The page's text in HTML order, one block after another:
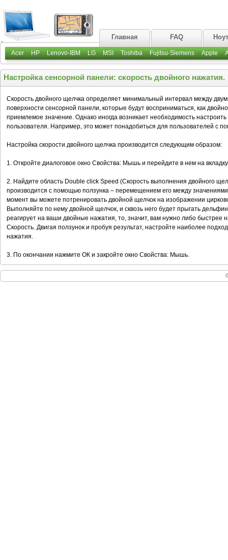
Главная FAQ
Acer HP Lenovo-IBM LG MSI Toshiba Fujitsu-Siemens Apple
Настройка сенсорной панели: скорость двойного нажатия.
Скорость двойного щелчка определяет минимальный интервал между
поверхности сенсорной панели, которые будут восприниматься, как
приемлемое значение. Однако иногда возникает необходимость
пользователя. Например, это может понадобиться для пользователей с
Настройка скорости двойного щелчка производится следующим образом:
1. Откройте диалоговое окно Свойства: Мышь и перейдите в нем на
2. Найдите область Double click Speed (Скорость выполнения двойного
производится с помощью ползунка – перемещением его между
момент вы можете потренировать двойной щелчок на изображении
Выполняйте по нему двойной щелчок, и сквозь него будет прыгать
реагирует на ваши двойные нажатия, то, значит, вам нужно либо быстрее
Скорость. Двигая ползунок и пробуя результат, настройте наиболее
нажатия.
3. По окончании нажмите ОК и закройте окно Свойства: Мышь.